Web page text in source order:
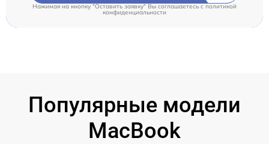
Нажимая на кнопку "Оставить заявку" Вы соглашаетесь cполитикой
конфиденциальности
Популярные модели
MacBook